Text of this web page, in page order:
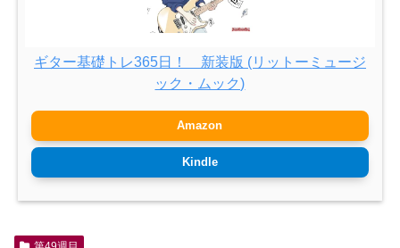
ギター基礎トレ365日！ 新装版 (リットーミュージ
ック・ムック)
Amazon
Kindle